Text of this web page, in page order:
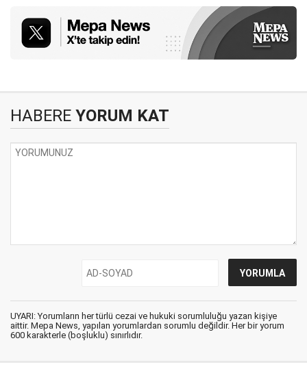
HABERE YORUM KAT
UYARI: Yorumların her türlü cezai ve hukuki sorumluluğu yazan kişiye
aittir. Mepa News, yapılan yorumlardan sorumlu değildir. Her bir yorum
600 karakterle (boşluklu) sınırlıdır.